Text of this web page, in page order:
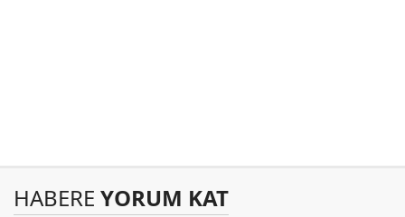
HABERE YORUM KAT